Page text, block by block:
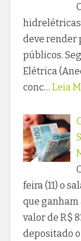
hidrelétricas
deve render
públicos.
Elétrica
conc… Leia
feira (11) o
que ganham
valor de R$
depositado